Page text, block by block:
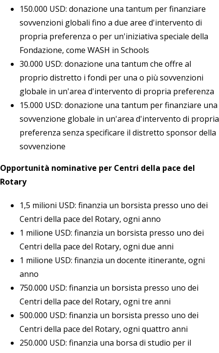
150.000 USD: donazione una tantum per finanziare
sovvenzioni globali fino a due aree d'intervento di
propria preferenza o per un'iniziativa speciale della
Fondazione, come WASH in Schools
30.000 USD: donazione una tantum che offre al
proprio distretto i fondi per una o più sovvenzioni
globale in un'area d'intervento di propria preferenza
15.000 USD: donazione una tantum per finanziare una
sovvenzione globale in un'area d'intervento di propria
preferenza senza specificare il distretto sponsor della
sovvenzione
Opportunità nominative per Centri della pace del
Rotary
1,5 milioni USD: finanzia un borsista presso uno dei
Centri della pace del Rotary, ogni anno
1 milione USD: finanzia un borsista presso uno dei
Centri della pace del Rotary, ogni due anni
1 milione USD: finanzia un docente itinerante, ogni
anno
750.000 USD: finanzia un borsista presso uno dei
Centri della pace del Rotary, ogni tre anni
500.000 USD: finanzia un borsista presso uno dei
Centri della pace del Rotary, ogni quattro anni
250.000 USD: finanzia una borsa di studio per il